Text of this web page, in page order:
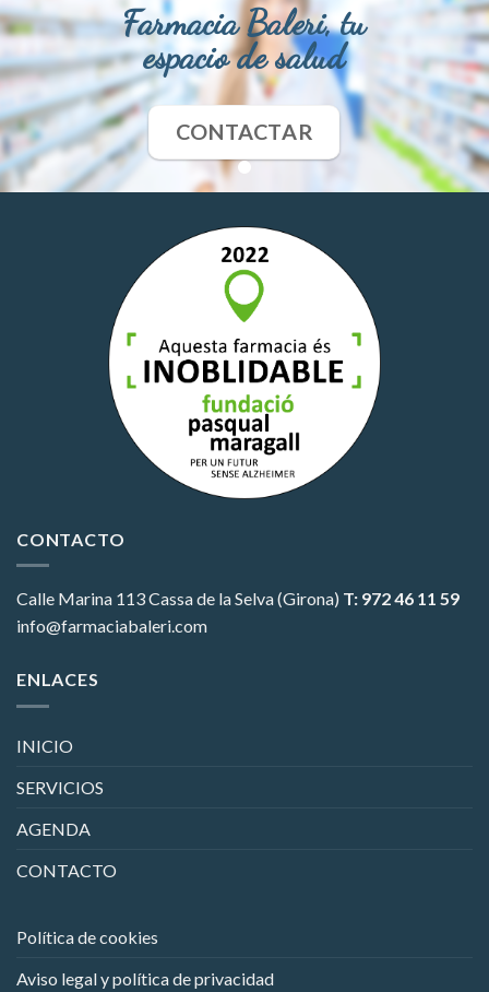
Farmacia Baleri, tu
espacio de salud
CONTACTAR
CONTACTO
Calle Marina 113Cassa de la Selva (Girona) T: 972 46 11 59
info@farmaciabaleri.com
ENLACES
INICIO
SERVICIOS
AGENDA
CONTACTO
Política de cookies
Aviso legal y política de privacidad